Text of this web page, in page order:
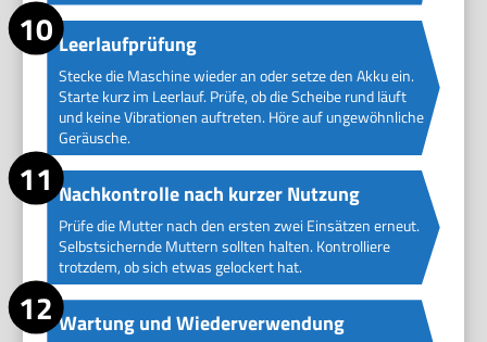
Leerlaufprüfung
Stecke die Maschine wieder an oder setze den Akku ein.
Starte kurz im Leerlauf. Prüfe, ob die Scheibe rund läuft
und keine Vibrationen auftreten. Höre auf ungewöhnliche
Geräusche.
Nachkontrolle nach kurzer Nutzung
Prüfe die Mutter nach den ersten zwei Einsätzen erneut.
Selbstsichernde Muttern sollten halten. Kontrolliere
trotzdem, ob sich etwas gelockert hat.
Wartung und Wiederverwendung